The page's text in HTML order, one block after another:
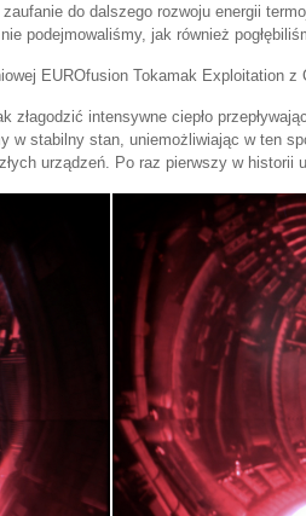
do dalszego rozwoju energii
podejmowaliśmy, jak również
EUROfusion Tokamak Exploitation z
złagodzić intensywne ciepło
w stabilny stan, uniemożliwiając w ten
urządzeń. Po raz pierwszy w historii